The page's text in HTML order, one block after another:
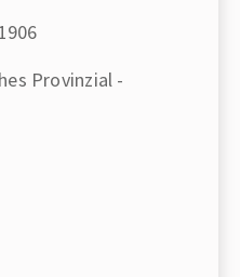
1906
Provinzial -